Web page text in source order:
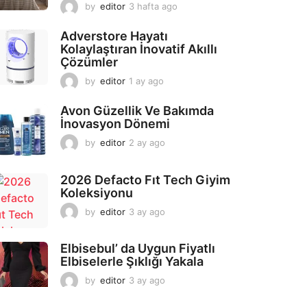
by editor 3 hafta ago
a
Adverstore Hayatı
Kolaylaştıran İnovatif Akıllı
Çözümler
by editor 1 ay ago
y
a
o
Avon Güzellik Ve Bakımda
İnovasyon Dönemi
by editor 2 ay ago
2026 Defacto Fıt Tech Giyim
Koleksiyonu
by editor 3 ay ago
a
g
Elbisebul’ da Uygun Fiyatlı
Elbiselerle Şıklığı Yakala
by editor 3 ay ago